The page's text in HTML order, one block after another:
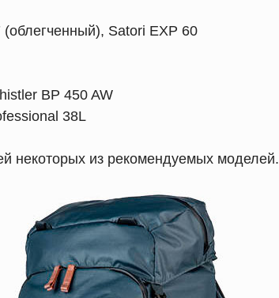
Satori EXP 60
BP 450 AW
38L
некоторых из рекомендуемых моделей.